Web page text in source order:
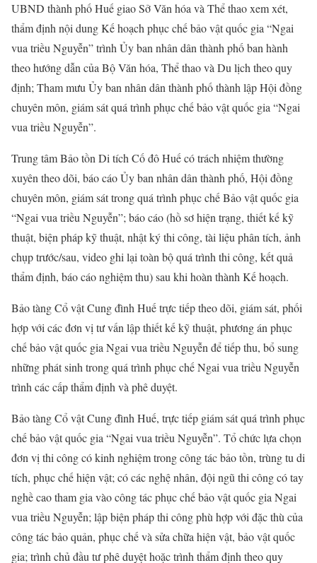
UBND thành phố Huế giao Sở Văn hóa và Thể thao xem xét,
thẩm định nội dung Kế hoạch phục chế bảo vật quốc gia “Ngai
vua triều Nguyễn” trình Ủy ban nhân dân thành phố ban hành
theo hướng dẫn của Bộ Văn hóa, Thể thao và Du lịch theo quy
định; Tham mưu Ủy ban nhân dân thành phố thành lập Hội đồng
chuyên môn, giám sát quá trình phục chế bảo vật quốc gia “Ngai
vua triều Nguyễn”.
Trung tâm Bảo tồn Di tích Cố đô Huế có trách nhiệm thường
xuyên theo dõi, báo cáo Ủy ban nhân dân thành phố, Hội đồng
chuyên môn, giám sát trong quá trình phục chế Bảo vật quốc gia
“Ngai vua triều Nguyễn”; báo cáo (hồ sơ hiện trạng, thiết kế kỹ
thuật, biện pháp kỹ thuật, nhật ký thi công, tài liệu phân tích, ảnh
chụp trước/sau, video ghi lại toàn bộ quá trình thi công, kết quả
thẩm định, báo cáo nghiệm thu) sau khi hoàn thành Kế hoạch.
Bảo tàng Cổ vật Cung đình Huế trực tiếp theo dõi, giám sát, phối
hợp với các đơn vị tư vấn lập thiết kế kỹ thuật, phương án phục
chế bảo vật quốc gia Ngai vua triều Nguyễn để tiếp thu, bổ sung
những phát sinh trong quá trình phục chế Ngai vua triều Nguyễn
trình các cấp thẩm định và phê duyệt.
Bảo tàng Cổ vật Cung đình Huế, trực tiếp giám sát quá trình phục
chế bảo vật quốc gia “Ngai vua triều Nguyễn”. Tổ chức lựa chọn
đơn vị thi công có kinh nghiệm trong công tác bảo tồn, trùng tu di
tích, phục chế hiện vật; có các nghệ nhân, đội ngũ thi công có tay
nghề cao tham gia vào công tác phục chế bảo vật quốc gia Ngai
vua triều Nguyễn; lập biện pháp thi công phù hợp với đặc thù của
công tác bảo quản, phục chế và sửa chữa hiện vật, bảo vật quốc
gia; trình chủ đầu tư phê duyệt hoặc trình thẩm định theo quy